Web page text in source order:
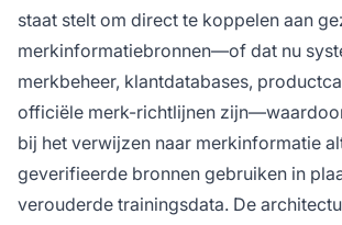
staat stelt om direct te koppelen aan
merkinformatiebronnen—of dat nu
merkbeheer, klantdatabases,
officiële merk-richtlijnen
bij het verwijzen naar merkinformatie
geverifieerde bronnen gebruiken in
verouderde trainingsdata. De